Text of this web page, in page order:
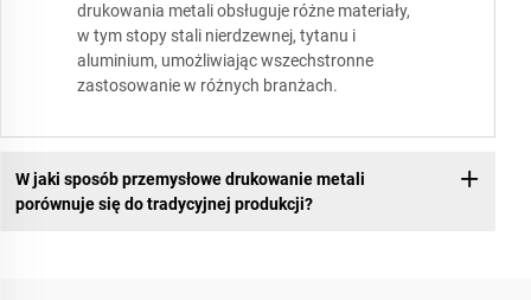
drukowania metali obsługuje różne materiały,
w tym stopy stali nierdzewnej, tytanu i
aluminium, umożliwiając wszechstronne
zastosowanie w różnych branżach.
W jaki sposób przemysłowe drukowanie metali
porównuje się do tradycyjnej produkcji?